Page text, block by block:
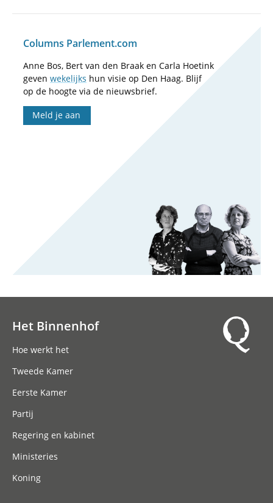
Columns Parlement.com
Anne Bos, Bert van den Braak en Carla Hoetink
geven wekelijks hun visie op Den Haag. Blijf
op de hoogte via de nieuwsbrief.
Meld je aan
Het Binnenhof
Hoe werkt het
Tweede Kamer
Eerste Kamer
Partij
Regering en kabinet
Ministeries
Koning